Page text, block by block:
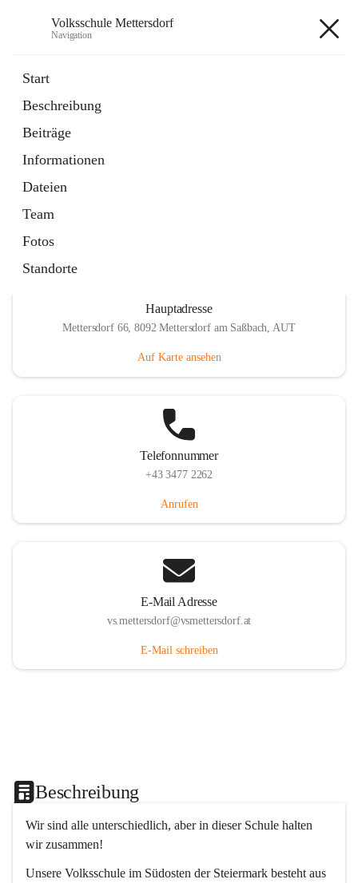
Volksschule Mettersdorf
Navigation
Start
Beschreibung
Beiträge
Informationen
Dateien
Team
Fotos
Standorte
Externe Webseite
in
Tab
Termine
Artikel
öffnet
in
neuem
Tab
Hauptadresse
Mettersdorf 66, 8092 Mettersdorf am Saßbach, AUT
Auf Karte ansehen
Telefonnummer
+43 3477 2262
Anrufen
E-Mail Adresse
vs.mettersdorf@vsmettersdorf.at
E-Mail schreiben
Beschreibung
Wir sind alle unterschiedlich, aber in dieser Schule halten
wir zusammen!
Unsere Volksschule im Südosten der Steiermark besteht aus